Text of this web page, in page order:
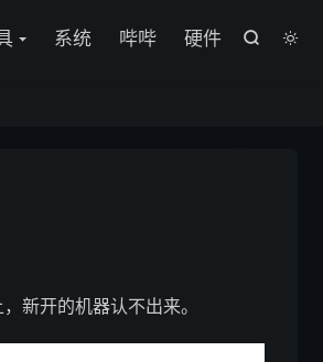


系统 哔哔 硬件
新开的机器认不出来。